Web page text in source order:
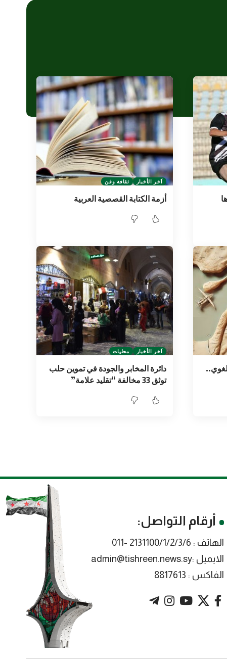
آخر الأخبار ثقافة وفن
أزمة الكتابة القصصية العربية
آخر الأخبار محليات
دائرة المخابر والجودة في تموين حلب
توثق 33 مخالفة “تقليد علامة”
أرقام التواصل:
الهاتف : 2131100/1/2/3/6 -011
الايميل :admin@tishreen.news.sy
الفاكس : 8817613